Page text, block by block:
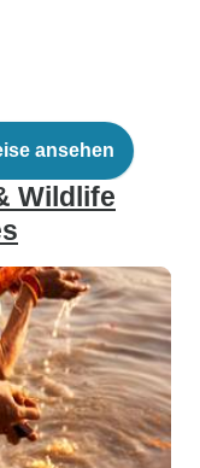
ansehen
Wildlife